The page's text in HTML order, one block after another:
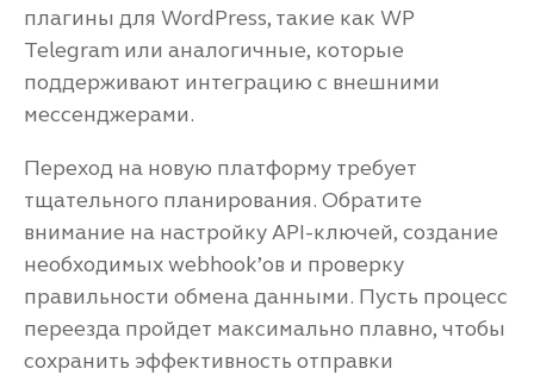
плагины для WordPress, такие как WP
Telegram или аналогичные, которые
поддерживают интеграцию с внешними
мессенджерами.
Переход на новую платформу требует
тщательного планирования. Обратите
внимание на настройку API-ключей, создание
необходимых webhook’ов и проверку
правильности обмена данными. Пусть процесс
переезда пройдет максимально плавно, чтобы
сохранить эффективность отправки